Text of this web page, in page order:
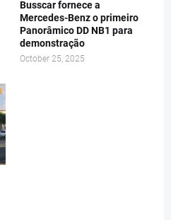
Busscar fornece a
Mercedes-Benz o primeiro
Panorâmico DD NB1 para
demonstração
October 25, 2025